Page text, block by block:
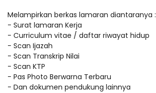
Melampirkan berkas lamaran diantaranya :
- Surat lamaran Kerja
- Curriculum vitae / daftar riwayat hidup
- Scan Ijazah
- Scan Transkrip Nilai
- Scan KTP
- Pas Photo Berwarna Terbaru
- Dan dokumen pendukung lainnya